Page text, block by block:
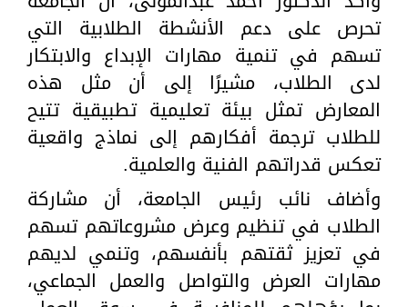
تحرص على دعم الأنشطة الطلابية التي
تسهم في تنمية مهارات الإبداع والابتكار
لدى الطلاب، مشيرًا إلى أن مثل هذه
المعارض تمثل بيئة تعليمية تطبيقية تتيح
للطلاب ترجمة أفكارهم إلى نماذج واقعية
تعكس قدراتهم الفنية والعلمية.
وأضاف نائب رئيس الجامعة، أن مشاركة
الطلاب في تنظيم وعرض مشروعاتهم تسهم
في تعزيز ثقتهم بأنفسهم، وتنمي لديهم
مهارات العرض والتواصل والعمل الجماعي،